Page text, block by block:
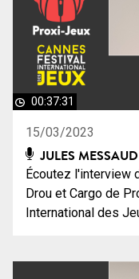
00:37:31
15/03/2023
JULES MESSAUD
Écoutez l'interview
Drou et Cargo de
International des